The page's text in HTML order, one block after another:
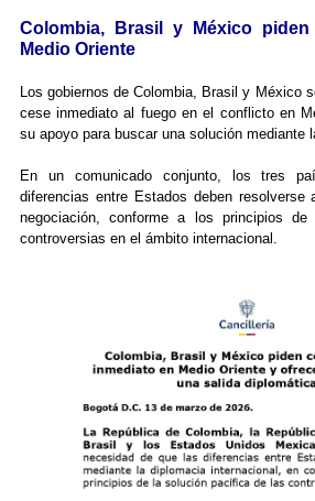
Colombia, Brasil y México
Medio Oriente
Los gobiernos de Colombia, Brasil y México
cese inmediato al fuego en el conflicto en
su apoyo para buscar una solución mediante
En un comunicado conjunto, los tres
diferencias entre Estados deben
negociación, conforme a los principios
controversias en el ámbito internacional.